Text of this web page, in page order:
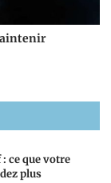
ce que votre
plus